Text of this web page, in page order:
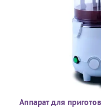
Аппарат для